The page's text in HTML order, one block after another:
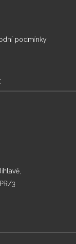
podmínky
3